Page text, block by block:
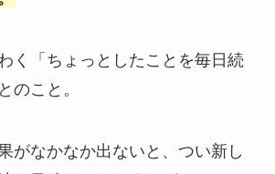
く「ちょっとしたことを毎日続
のこと。
がなかなか出ないと、つい新し